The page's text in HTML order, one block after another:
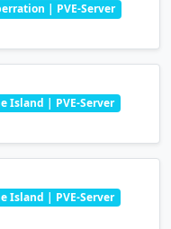
| PVE-Server
Island | PVE-Server
Island | PVE-Server